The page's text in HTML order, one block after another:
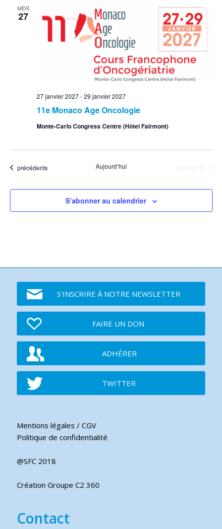
MER
27
11e Monaco Age Oncologie
27 janvier 2027-29 janvier 2027
Monte-Carlo Congress Centre (Hôtel Fairmont)
Événements
précédents Aujourd’hui
S’abonner au calendrier
S'INSCRIRE À NOTRE NEWSLETTER
FAIRE UN DON
ADHÉRER
TWITTER
Mentions légales / CGV
Politique de confidentialité
@SFC 2018
Création Groupe C2 360
Contact